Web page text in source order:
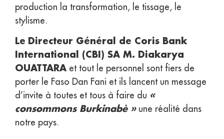
production la transformation, le tissage, le
stylisme.
Le Directeur Général de Coris Bank
International (CBI) SA M. Diakarya
OUATTARA et tout le personnel sont fiers de
porter le Faso Dan Fani et ils lancent un message
d’invite à toutes et tous à faire du «
consommons Burkinabè »une réalité dans
notre pays.